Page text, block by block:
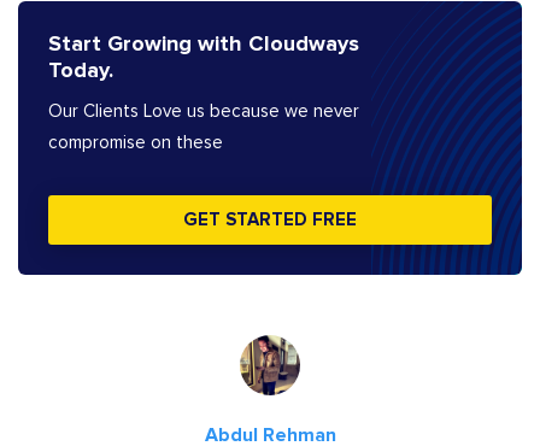
Start Growing with Cloudways
Today.
Our Clients Love us because we never
compromise on these
GET STARTED FREE
Abdul Rehman